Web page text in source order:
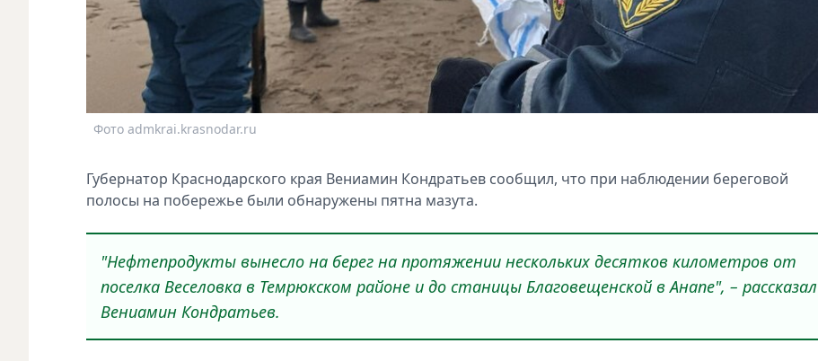
Фото admkrai.krasnodar.ru
Губернатор Краснодарского края Вениамин Кондратьев сообщил, что при наблюдении береговой
полосы на побережье были обнаружены пятна мазута.
"Нефтепродукты вынесло на берег на протяжении нескольких десятков километров от
поселка Веселовка в Темрюкском районе и до станицы Благовещенской в Анапе", – рассказал
Вениамин Кондратьев.